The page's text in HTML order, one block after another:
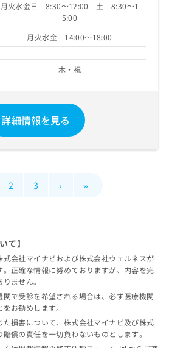
月火水金日 8:30～12:00 土 8:30～1
5:00
月火水金 14:00～18:00
木・祝
詳細情報を見る
2 3 › »
て】
会社マイナビおよび株式会社ウェルネスが
正確な情報に努めておりますが、内容を完
ません。
で受診を希望される場合は、必ず医療機関
お勧めします。
た損害について、株式会社マイナビ及び株式
償の責任を一切負わないものとします。